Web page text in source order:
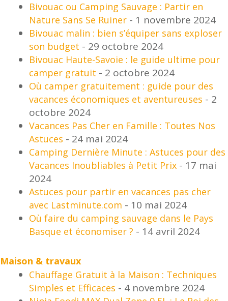
Bivouac ou Camping Sauvage : Partir en
Nature Sans Se Ruiner - 1 novembre 2024
Bivouac malin : bien s’équiper sans exploser
son budget - 29 octobre 2024
Bivouac Haute-Savoie : le guide ultime pour
camper gratuit - 2 octobre 2024
Où camper gratuitement : guide pour des
vacances économiques et aventureuses - 2
octobre 2024
Vacances Pas Cher en Famille : Toutes Nos
Astuces - 24 mai 2024
Camping Dernière Minute : Astuces pour des
Vacances Inoubliables à Petit Prix - 17 mai
2024
Astuces pour partir en vacances pas cher
avec Lastminute.com - 10 mai 2024
Où faire du camping sauvage dans le Pays
Basque et économiser ? - 14 avril 2024
Maison & travaux
Chauffage Gratuit à la Maison : Techniques
Simples et Efficaces - 4 novembre 2024